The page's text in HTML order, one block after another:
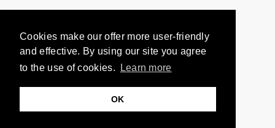
Cookies make our offer more user-friendly
and effective. By using our site you agree
to the use of cookies.
Learn more
OK